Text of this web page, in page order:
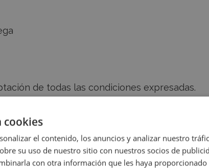
de todas las condiciones expresadas.
a todas las ventas de productos
cookies
el contenido, los anuncios y analizar nuestro
su uso de nuestro sitio con nuestros socios de
con otra información que les haya proporcionado